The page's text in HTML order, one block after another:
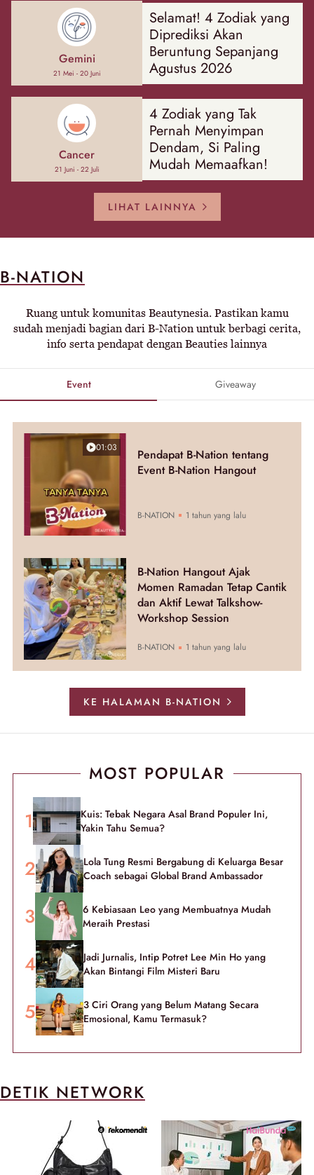
Gemini
21 Mei - 20 Juni
Selamat! 4 Zodiak yang
Diprediksi Akan
Beruntung Sepanjang
Agustus 2026
Cancer
21 Juni - 22 Juli
4 Zodiak yang Tak
Pernah Menyimpan
Dendam, Si Paling
Mudah Memaafkan!
LIHAT LAINNYA
B-NATION
Ruang untuk komunitas Beautynesia. Pastikan kamu
sudah menjadi bagian dari B-Nation untuk berbagi cerita,
info serta pendapat dengan Beauties lainnya
Event Giveaway
01:03
Pendapat B-Nation tentang
Event B-Nation Hangout
B-NATION 1 tahun yang lalu
B-Nation Hangout Ajak
Momen Ramadan Tetap Cantik
dan Aktif Lewat Talkshow-
Workshop Session
B-NATION 1 tahun yang lalu
KE HALAMAN B-NATION
MOST POPULAR
Kuis: Tebak Negara Asal Brand Populer Ini,
Yakin Tahu Semua?
Lola Tung Resmi Bergabung di Keluarga Besar
Coach sebagai Global Brand Ambassador
6 Kebiasaan Leo yang Membuatnya Mudah
Meraih Prestasi
Jadi Jurnalis, Intip Potret Lee Min Ho yang
Akan Bintangi Film Misteri Baru
3 Ciri Orang yang Belum Matang Secara
Emosional, Kamu Termasuk?
DETIK NETWORK